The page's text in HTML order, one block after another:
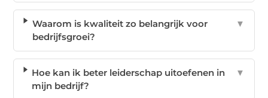
Waarom is kwaliteit zo belangrijk voor
bedrijfsgroei?
▼
Hoe kan ik beter leiderschap uitoefenen in
mijn bedrijf?
▼